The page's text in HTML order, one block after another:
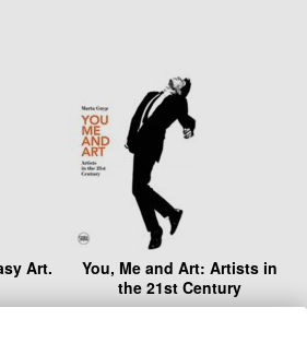
Art.
You, Me and Art: Artists in
the 21st Century
Marta Gnyp